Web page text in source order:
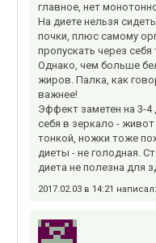
главное, нет
На диете нельзя
почки, плюс самому
пропускать через
Однако, чем больше
жиров. Палка, как
важнее!
Эффект заметен на 3-
себя в зеркало -
тонкой, ножки тоже
диеты - не голодная.
диета не полезна для
2017.02.03 в 14:21 написал: